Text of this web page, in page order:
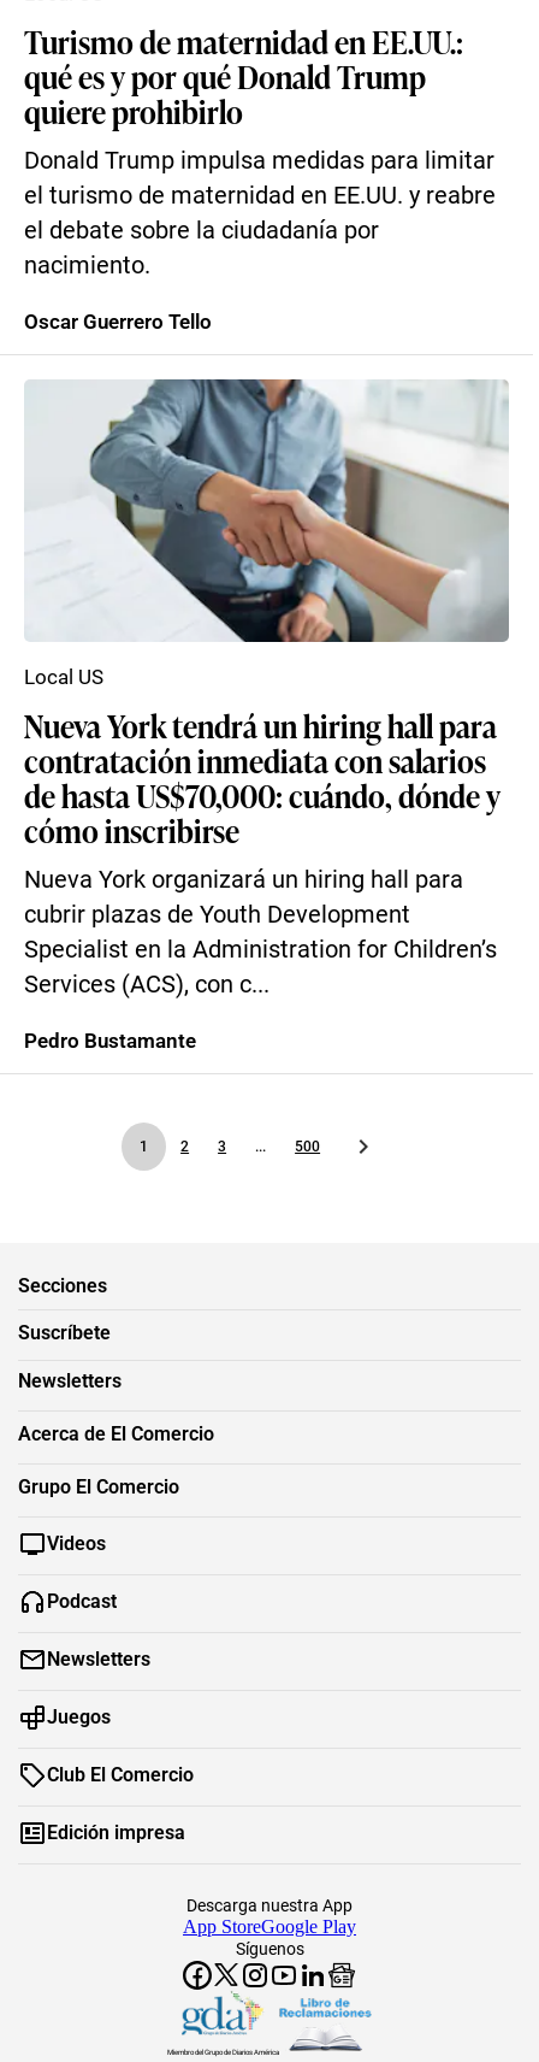
Turismo de maternidad en EE.UU.:
qué es y por qué Donald Trump
quiere prohibirlo
Donald Trump impulsa medidas para limitar
el turismo de maternidad en EE.UU. y reabre
el debate sobre la ciudadanía por
nacimiento.
Oscar Guerrero Tello
Nueva York tendrá un hiring hall para
contratación inmediata con salarios
de hasta US$70,000: cuándo, dónde y
cómo inscribirse
Nueva York organizará un hiring hall para
cubrir plazas de Youth Development
Specialist en la Administration for Children’s
Services (ACS), con c...
Local US
Pedro Bustamante
1 2 3 ... 500
Secciones
Suscríbete
Newsletters
Acerca de El Comercio
Grupo El Comercio
Videos
Podcast
Newsletters
Juegos
Club El Comercio
Edición impresa
Síguenos
Descarga nuestra App
App StoreGoogle Play
Miembro del Grupo de Diarios América